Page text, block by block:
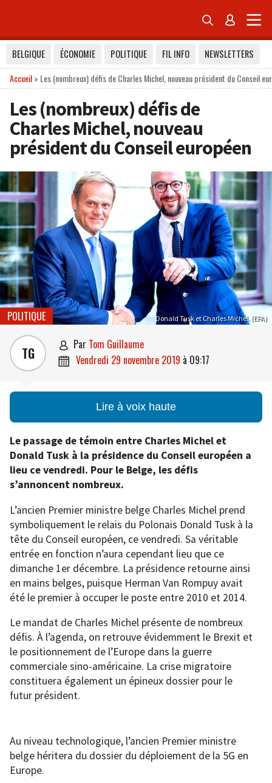
 
BELGIQUE ÉCONOMIE POLITIQUE FIL INFO
NEWSLETTERS
Accueil» Les (nombreux) défis de Charles Michel, nouveau président du Conseil
Les (nombreux) défis de
Charles Michel, nouveau
président du Conseil européen
Donald Tusk et Charles Michel. (EPA)
POLITIQUE
TG  par Tom Guillaume
 vendredi 29 novembre 2019 à 09:17
Lire à voix haute
Le passage de témoin entre Charles Michel et
Donald Tusk à la présidence du Conseil européen a
lieu ce vendredi. Pour le Belge, les défis
s’annoncent nombreux.
L’ancien Premier ministre belge Charles Michel prend
symboliquement le relais du Polonais Donald Tusk à la
tête du Conseil européen, ce vendredi. Sa véritable
entrée en fonction n’aura cependant lieu que ce
dimanche 1er décembre. La présidence retourne ainsi
en mains belges, puisque Herman Van Rompuy avait
été le premier à occuper le poste entre 2010 et 2014.
Le mandat de Charles Michel présente de nombreux
défis. À l’agenda, on retrouve évidemment le Brexit et
le positionnement de l’Europe dans la guerre
commerciale sino-américaine. La crise migratoire
constituera également un épineux dossier pour le
futur président.
Au niveau technologique, l’ancien Premier ministre
belge héritera du dossier du déploiement de la 5G en
Europe.